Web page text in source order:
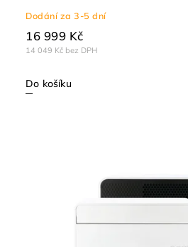
Dodání za 3-5 dní
14 049 Kč bez DPH
16 999 Kč
Do košíku